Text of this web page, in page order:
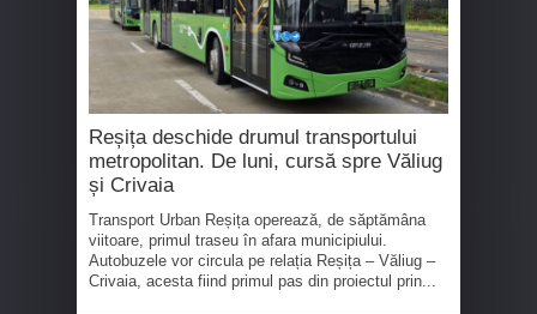
Reșița deschide drumul transportului
metropolitan. De luni, cursă spre Văliug
și Crivaia
Transport Urban Reșița operează, de săptămâna
viitoare, primul traseu în afara municipiului.
Autobuzele vor circula pe relația Reșița – Văliug –
Crivaia, acesta fiind primul pas din proiectul prin...